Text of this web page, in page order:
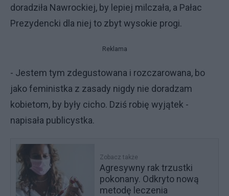
doradziła Nawrockiej, by lepiej milczała, a Pałac
Prezydencki dla niej to zbyt wysokie progi.
Reklama
- Jestem tym zdegustowana i rozczarowana, bo
jako feministka z zasady nigdy nie doradzam
kobietom, by były cicho. Dziś robię wyjątek -
napisała publicystka.
Zobacz także
Agresywny rak trzustki
pokonany. Odkryto nową
metodę leczenia